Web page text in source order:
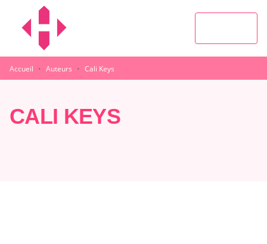
MENU
Accueil · Auteurs · Cali Keys
CALI KEYS